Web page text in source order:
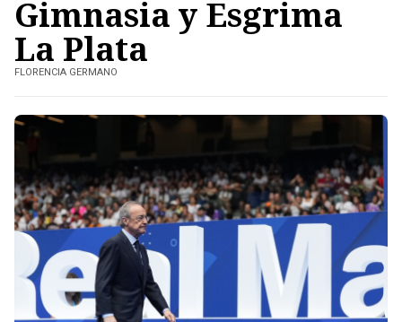
Gimnasia y Esgrima
La Plata
FLORENCIA GERMANO